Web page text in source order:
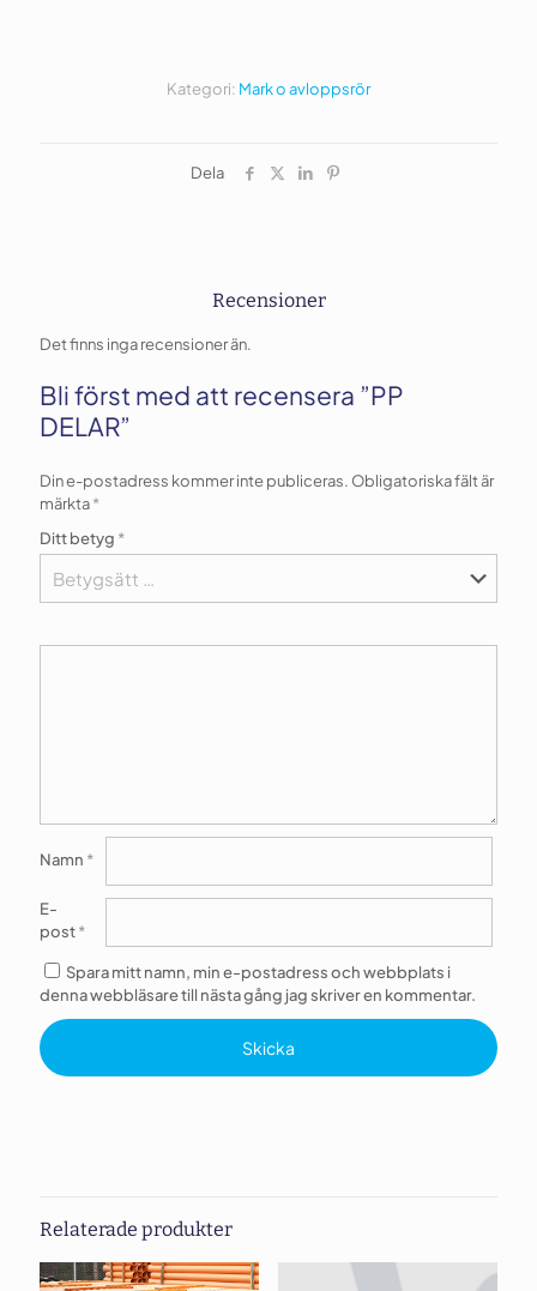
Kategori: Mark o avloppsrör
Dela
Recensioner
Det finns inga recensioner än.
Bli först med att recensera ”PP
DELAR”
Din e-postadress kommer inte publiceras. Obligatoriska fält är
märkta*
Ditt betyg *
Namn *
E-
post*
Spara mitt namn, min e-postadress och webbplats i
denna webbläsare till nästa gång jag skriver en kommentar.
Relaterade produkter